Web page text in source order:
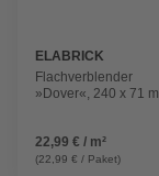
ELABRICK
Flachverblender
»Dover«, 240 x 71
22,99 € / m²
(22,99 € / Paket)